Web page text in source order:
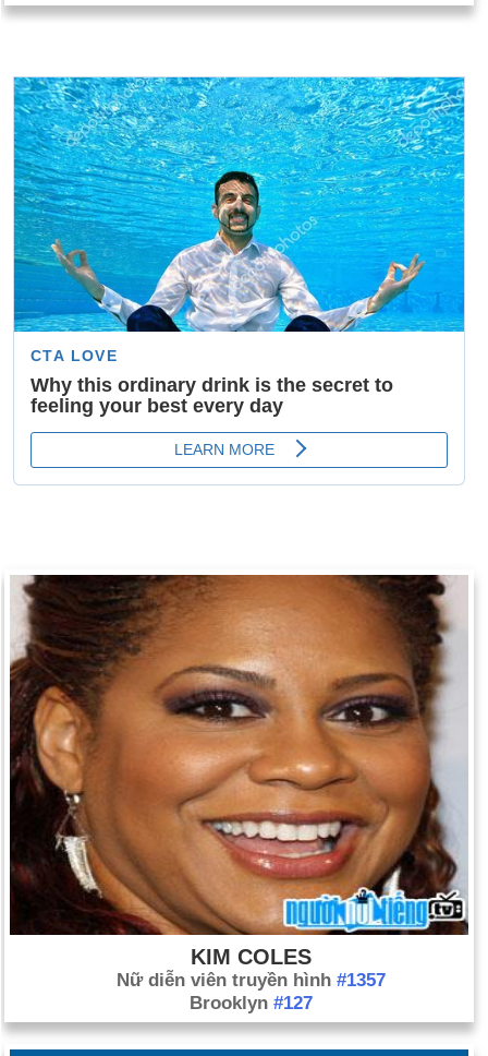
KIM COLES
Nữ diễn viên truyền hình #1357
Brooklyn #127